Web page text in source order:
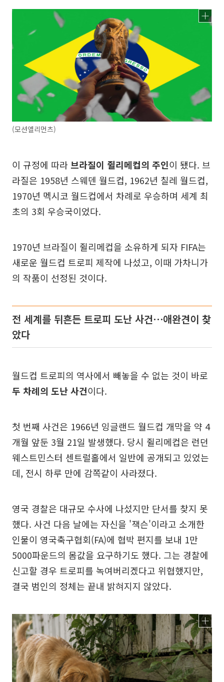
(모션엘리먼츠)
이 규정에 따라 브라질이 쥘리메컵의 주인이 됐다. 브
라질은 1958년 스웨덴 월드컵, 1962년 칠레 월드컵,
1970년 멕시코 월드컵에서 차례로 우승하며 세계 최
초의 3회 우승국이었다.
1970년 브라질이 쥘리메컵을 소유하게 되자 FIFA는
새로운 월드컵 트로피 제작에 나섰고, 이때 가차니가
의 작품이 선정된 것이다.
전 세계를 뒤흔든 트로피 도난 사건⋯애완견이 찾
았다
월드컵 트로피의 역사에서 빼놓을 수 없는 것이 바로
두 차례의 도난 사건이다.
첫 번째 사건은 1966년 잉글랜드 월드컵 개막을 약 4
개월 앞둔 3월 21일 발생했다. 당시 쥘리메컵은 런던
웨스트민스터 센트럴홀에서 일반에 공개되고 있었는
데, 전시 하루 만에 감쪽같이 사라졌다.
영국 경찰은 대규모 수사에 나섰지만 단서를 찾지 못
했다. 사건 다음 날에는 자신을 '잭슨'이라고 소개한
인물이 영국축구협회(FA)에 협박 편지를 보내 1만
5000파운드의 몸값을 요구하기도 했다. 그는 경찰에
신고할 경우 트로피를 녹여버리겠다고 위협했지만,
결국 범인의 정체는 끝내 밝혀지지 않았다.